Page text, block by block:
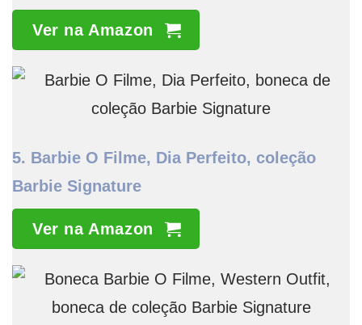
Ver na Amazon
5. Barbie O Filme, Dia Perfeito, coleção
Barbie Signature
Ver na Amazon